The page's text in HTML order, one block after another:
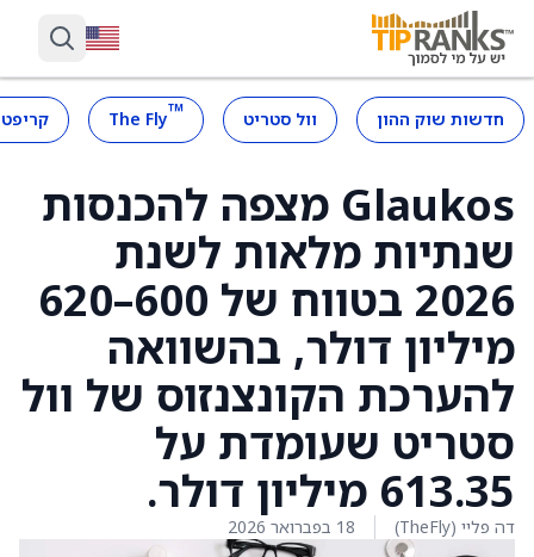
חדשות שוק ההון וול סטריט ™
The Fly
Glaukos מצפה להכנסות
שנתיות מלאות לשנת
2026 בטווח של 600–620
מיליון דולר, בהשוואה
להערכת הקונצנזוס של וול
סטריט שעומדת על
613.35 מיליון דולר.
דה פליי (TheFly) 18 בפברואר 2026